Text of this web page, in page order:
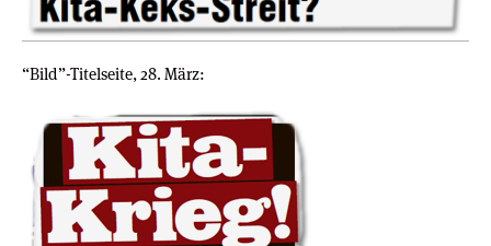
“Bild”-Titelseite, 28. März: